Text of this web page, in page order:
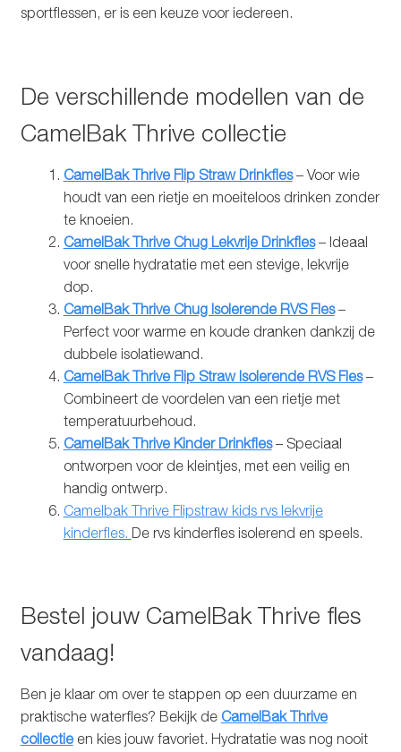
sportflessen, er is een keuze voor iedereen.
De verschillende modellen van de
CamelBak Thrive collectie
CamelBak Thrive Flip Straw Drinkfles– Voor wie
houdt van een rietje en moeiteloos drinken zonder
te knoeien.
CamelBak Thrive Chug Lekvrije Drinkfles– Ideaal
voor snelle hydratatie met een stevige, lekvrije
dop.
CamelBak Thrive Chug Isolerende RVS Fles–
Perfect voor warme en koude dranken dankzij de
dubbele isolatiewand.
CamelBak Thrive Flip Straw Isolerende RVS Fles–
Combineert de voordelen van een rietje met
temperatuurbehoud.
CamelBak Thrive Kinder Drinkfles– Speciaal
ontworpen voor de kleintjes, met een veilig en
handig ontwerp.
Camelbak Thrive Flipstraw kids rvs lekvrije
kinderfles. De rvs kinderfles isolerend en speels.
Bestel jouw CamelBak Thrive fles
vandaag!
Ben je klaar om over te stappen op een duurzame en
praktische waterfles? Bekijk de CamelBak Thrive
collectieen kies jouw favoriet. Hydratatie was nog nooit